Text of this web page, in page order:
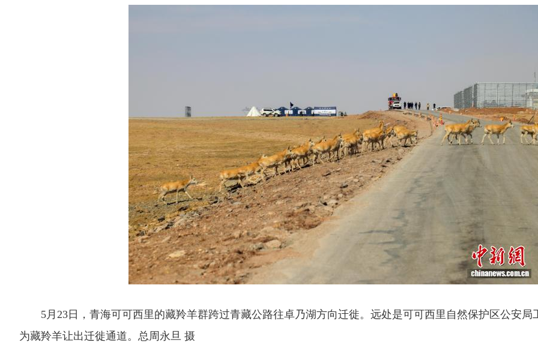
5月23日，青海可可西里的藏羚羊群跨过青藏公路往卓乃湖方向迁徙。远处是可可西里自然保护区公安局
为藏羚羊让出迁徙通道。总周永旦 摄